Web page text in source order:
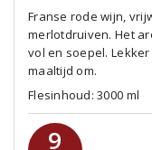
Franse rode wijn,
merlotdruiven. Het
vol en soepel.
maaltijd om.
Flesinhoud: 3000 ml
9